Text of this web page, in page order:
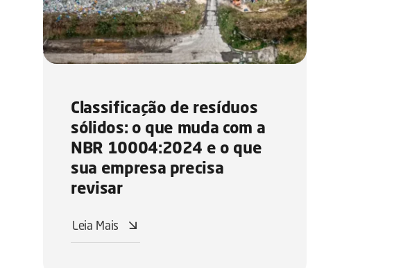
Classificação de resíduos
sólidos: o que muda com a
NBR 10004:2024 e o que
sua empresa precisa
revisar
Leia Mais